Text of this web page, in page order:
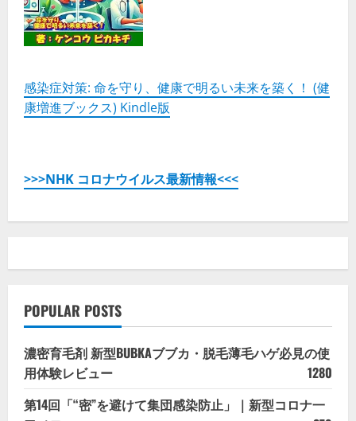
感染症対策: 命を守り、健康で明るい未来を築く！ (健
康増進ブックス) Kindle版
>>>NHK コロナウイルス最新情報<<<
POPULAR POSTS
濃密育毛剤 新型BUBKAブブカ・脱毛薄毛ハゲ必見の使
用体験レビュー
1280
第14回「“密”を避けて集団感染防止」｜新型コロナ一